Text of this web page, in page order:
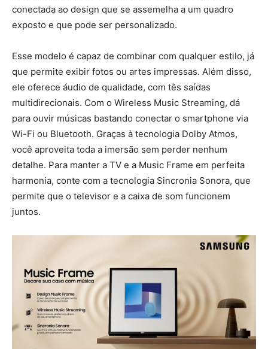
conectada ao design que se assemelha a um quadro
exposto e que pode ser personalizado.
Esse modelo é capaz de combinar com qualquer estilo, já
que permite exibir fotos ou artes impressas. Além disso,
ele oferece áudio de qualidade, com tês saídas
multidirecionais. Com o Wireless Music Streaming, dá
para ouvir músicas bastando conectar o smartphone via
Wi-Fi ou Bluetooth. Graças à tecnologia Dolby Atmos,
você aproveita toda a imersão sem perder nenhum
detalhe. Para manter a TV e a Music Frame em perfeita
harmonia, conte com a tecnologia Sincronia Sonora, que
permite que o televisor e a caixa de som funcionem
juntos.